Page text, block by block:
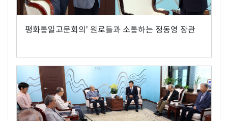
평화통일고문회의' 원로들과 소통하는 정동영 장관